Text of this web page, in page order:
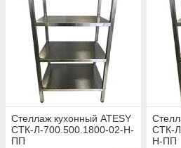
Стеллаж кухонный ATESY
СТК-Л-700.500.1800-02-Н-
ПП
СТК-
Н-ПП